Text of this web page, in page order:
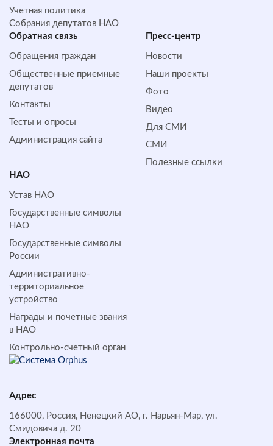
Учетная политика
Собрания депутатов НАО
Обратная cвязь
Обращения граждан
Общественные приемные
депутатов
Контакты
Тесты и опросы
Администрация сайта
Пресс-центр
Новости
Наши проекты
Фото
Видео
Для СМИ
СМИ
Полезные ссылки
НАО
Устав НАО
Государственные символы
НАО
Государственные символы
России
Административно-
территориальное
устройство
Награды и почетные звания
в НАО
Контрольно-счетный орган
Адрес
166000, Россия, Ненецкий АО, г. Нарьян-Мар, ул.
Смидовича д. 20
Электронная почта